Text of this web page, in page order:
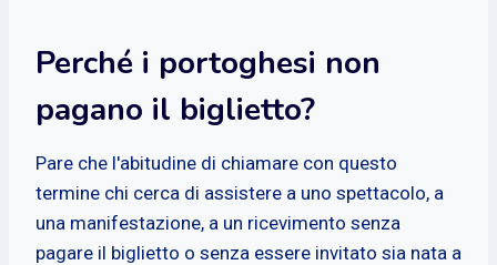
Perché i portoghesi non
pagano il biglietto?
Pare che l'abitudine di chiamare con questo
termine chi cerca di assistere a uno spettacolo, a
una manifestazione, a un ricevimento senza
pagare il biglietto o senza essere invitato sia nata a